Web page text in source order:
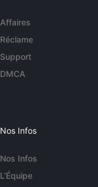
Affaires
Réclame
Support
DMCA
Nos Infos
Nos Infos
L'Équipe